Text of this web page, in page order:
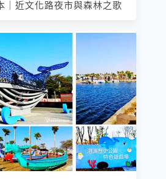
｜近文化路夜市與森林之歌